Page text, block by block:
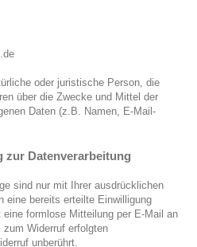
oder juristische Person, die
über die Zwecke und Mittel der
Daten (z.B. Namen, E-Mail-
Datenverarbeitung
sind nur mit Ihrer ausdrücklichen
eine bereits erteilte Einwilligung
formlose Mitteilung per E-Mail an
Widerruf erfolgten
unberührt.